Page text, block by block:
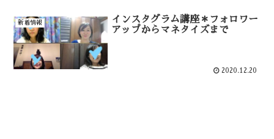
新着情報
インスタグラム講座＊フォロワー
アップからマネタイズまで
2020.12.20